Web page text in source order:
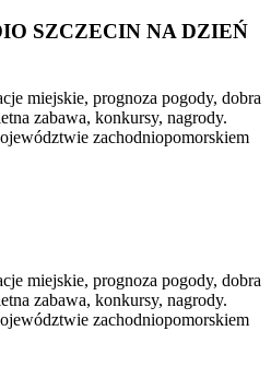
SZCZECIN NA DZIEŃ
miejskie, prognoza pogody, dobra
zabawa, konkursy, nagrody.
zachodniopomorskiem
miejskie, prognoza pogody, dobra
zabawa, konkursy, nagrody.
zachodniopomorskiem